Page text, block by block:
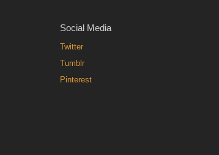
Social Media
Twitter
Tumblr
Pinterest